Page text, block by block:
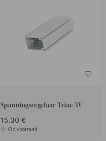
Spanningsregelaar Triac 5V
15.30 €
Op voorraad